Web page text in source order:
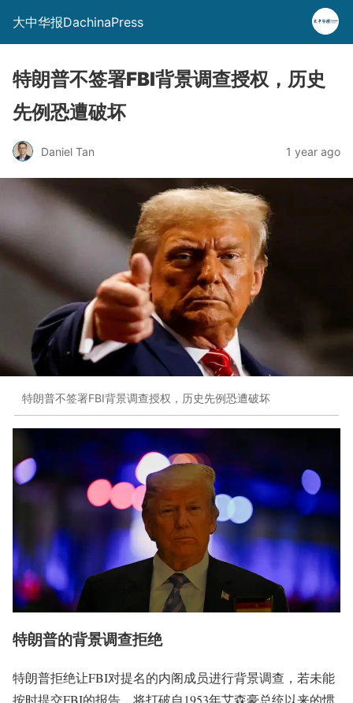
大中华报DachinaPress
特朗普不签署FBI背景调查授权，历史
先例恐遭破坏
Daniel Tan 1 year ago
特朗普不签署FBI背景调查授权，历史先例恐遭破坏
特朗普的背景调查拒绝
特朗普拒绝让FBI对提名的内阁成员进行背景调查，若未能
按时提交FBI的报告，将打破自1953年艾森豪总统以来的惯